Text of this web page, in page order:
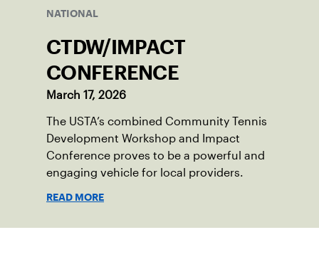
NATIONAL
CTDW/IMPACT
CONFERENCE
March 17, 2026
The USTA’s combined Community Tennis
Development Workshop and Impact
Conference proves to be a powerful and
engaging vehicle for local providers.
READ MORE